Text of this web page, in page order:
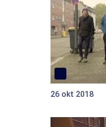
26 okt 2018